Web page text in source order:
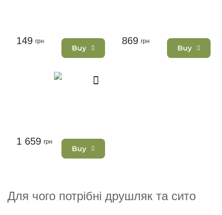
149 грн
Buy
869 грн
Buy
1 659 грн
Buy
Для чого потрібні друшляк та сито